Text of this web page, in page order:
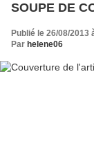
SOUPE DE
Publié le 26/08/2013
Par helene06